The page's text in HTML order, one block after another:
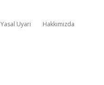
Yasal Uyarı Hakkımızda